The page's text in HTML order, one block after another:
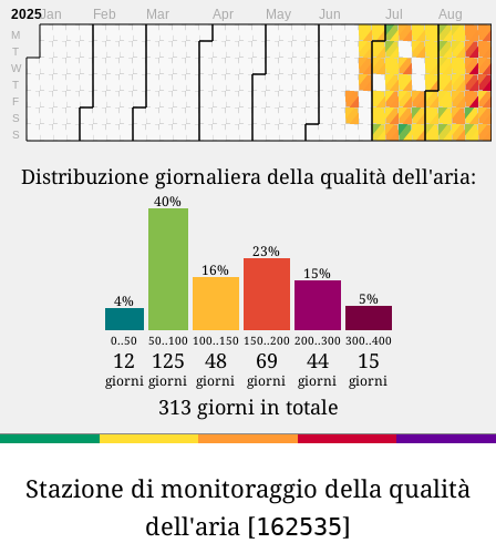
2025
M
T
W
T
F
S
S
Jan Feb Mar Apr May Jun Jul Aug
Distribuzione giornaliera della qualità dell'aria:
4%
40%
16%
23%
15%
5%
0..50 50..100 100..150 150..200 200..300 300..400
12 125 48 69 44 15
giorni giorni giorni giorni giorni giorni
313 giorni in totale
Stazione di monitoraggio della qualità
dell'aria [162535]